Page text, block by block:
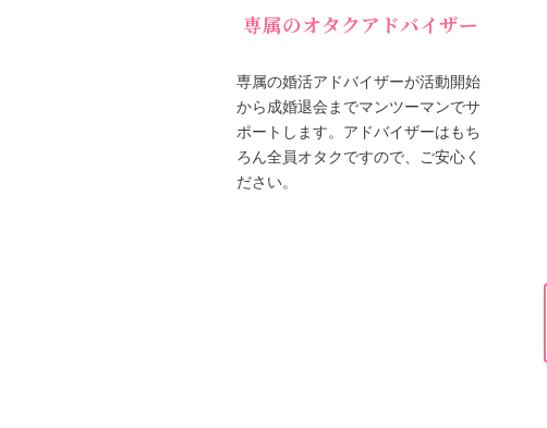
専属のオタクアドバイザー
専属の婚活アドバイザーが活動開始
から成婚退会までマンツーマンでサ
ポートします。アドバイザーはもち
ろん全員オタクですので、ご安心く
ださい。